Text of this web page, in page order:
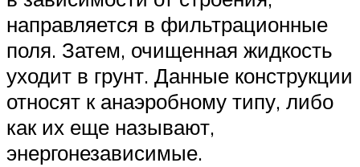
направляется в фильтрационные
поля. Затем, очищенная жидкость
уходит в грунт. Данные конструкции
относят к анаэробному типу, либо
как их еще называют,
энергонезависимые.